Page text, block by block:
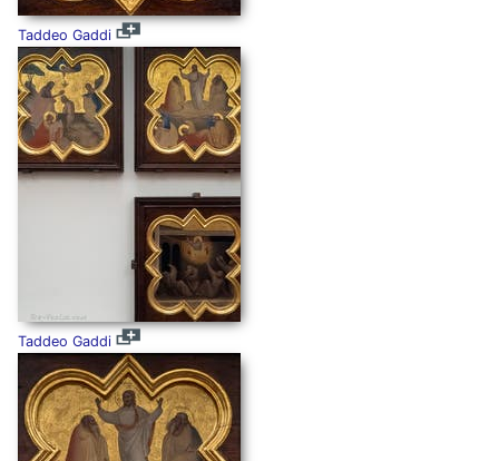
Taddeo Gaddi
Taddeo Gaddi